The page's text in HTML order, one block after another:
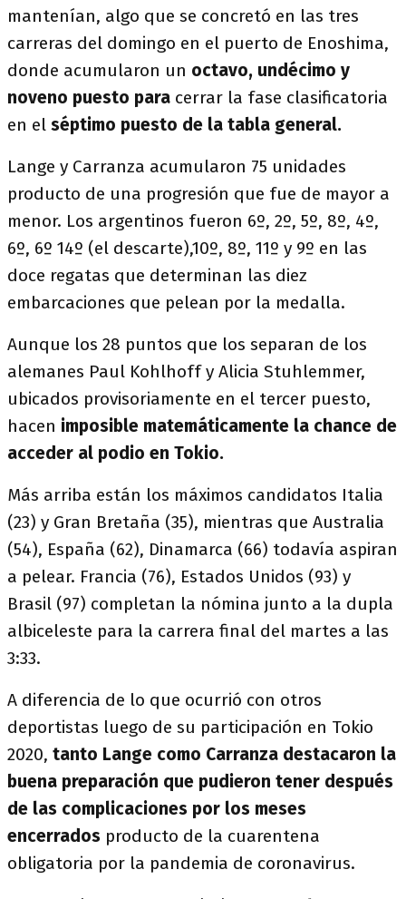
mantenían, algo que se concretó en las tres
carreras del domingo en el puerto de Enoshima,
donde acumularon un octavo, undécimo y
noveno puesto para cerrar la fase clasificatoria
en el séptimo puesto de la tabla general.
Lange y Carranza acumularon 75 unidades
producto de una progresión que fue de mayor a
menor. Los argentinos fueron 6º, 2º, 5º, 8º, 4º,
6º, 6º 14º (el descarte),10º, 8º, 11º y 9º en las
doce regatas que determinan las diez
embarcaciones que pelean por la medalla.
Aunque los 28 puntos que los separan de los
alemanes Paul Kohlhoff y Alicia Stuhlemmer,
ubicados provisoriamente en el tercer puesto,
hacen imposible matemáticamente la chance de
acceder al podio en Tokio.
Más arriba están los máximos candidatos Italia
(23) y Gran Bretaña (35), mientras que Australia
(54), España (62), Dinamarca (66) todavía aspiran
a pelear. Francia (76), Estados Unidos (93) y
Brasil (97) completan la nómina junto a la dupla
albiceleste para la carrera final del martes a las
3:33.
A diferencia de lo que ocurrió con otros
deportistas luego de su participación en Tokio
2020, tanto Lange como Carranza destacaron la
buena preparación que pudieron tener después
de las complicaciones por los meses
encerrados producto de la cuarentena
obligatoria por la pandemia de coronavirus.